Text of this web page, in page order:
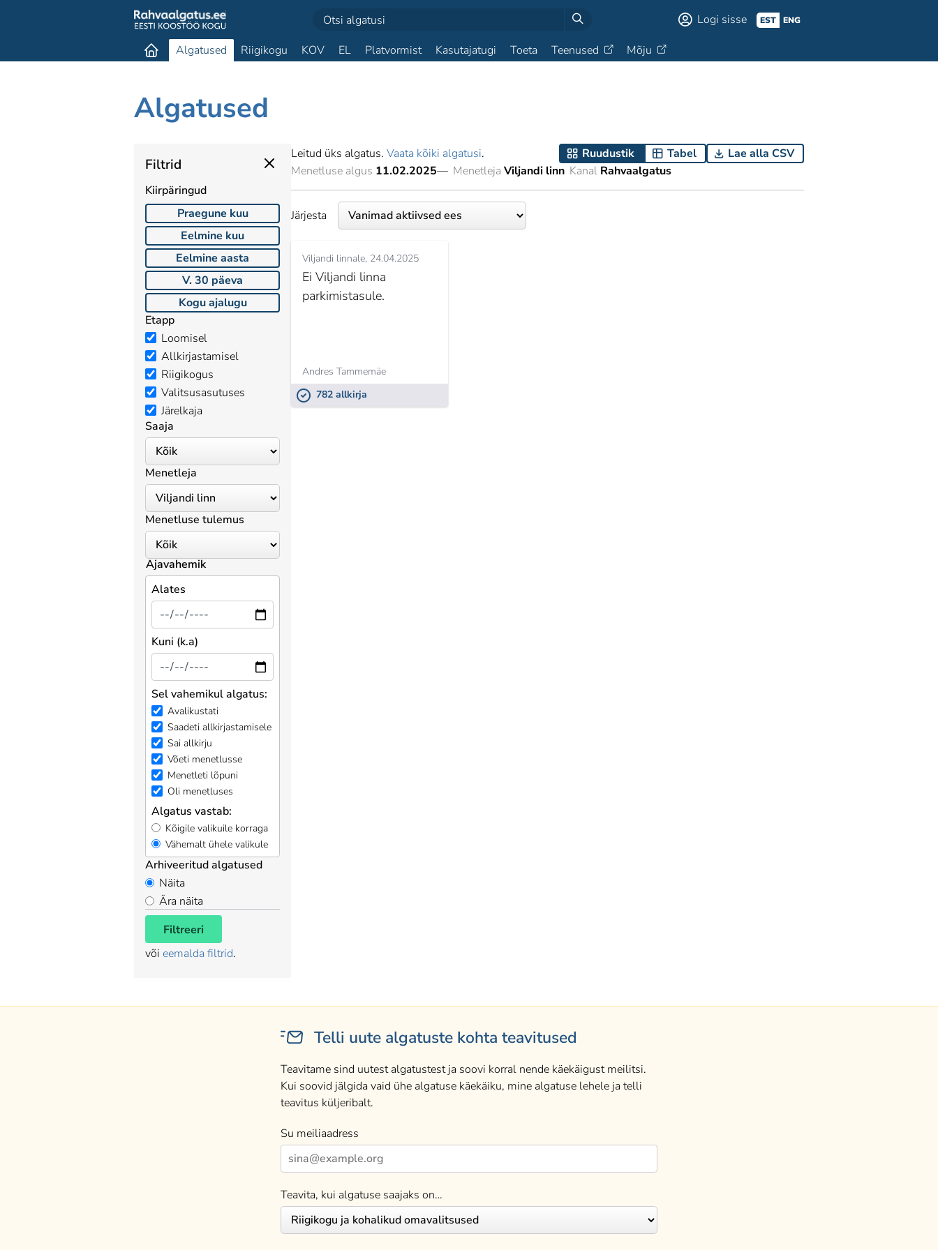
Logi sisse EST ENG
Algatused Riigikogu KOV EL Platvormist Kasutajatugi Toeta Teenused Mõju
Algatused
Filtrid
Kiirpäringud
Praegune kuu
Eelmine kuu
Eelmine aasta
V. 30 päeva
Kogu ajalugu
Etapp
Loomisel
Allkirjastamisel
Riigikogus
Valitsusasutuses
Järelkaja
Saaja
Menetleja
Menetluse tulemus
Ajavahemik
Alates
Kuni (k.a)
Sel vahemikul algatus:
Avalikustati
Saadeti allkirjastamisele
Sai allkirju
Võeti menetlusse
Menetleti lõpuni
Oli menetluses
Algatus vastab:
Kõigile valikuile korraga
Vähemalt ühele valikule
Arhiveeritud algatused
Näita
Ära näita
Filtreeri
või eemalda filtrid.
Leitud üks algatus. Vaata kõiki algatusi. Ruudustik Tabel
Lae alla CSV
Menetluse algus 11.02.2025— Menetleja Viljandi linn Kanal Rahvaalgatus
Järjesta
Viljandi linnale 24.04.2025
Ei Viljandi linna
parkimistasule.
Andres Tammemäe
782 allkirja
Telli uute algatuste kohta teavitused
Teavitame sind uutest algatustest ja soovi korral nende käekäigust meilitsi.
Kui soovid jälgida vaid ühe algatuse käekäiku, mine algatuse lehele ja telli
teavitus küljeribalt.
Su meiliaadress
Teavita, kui algatuse saajaks on…